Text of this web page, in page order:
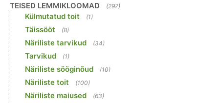
TEISED LEMMIKLOOMAD (297)
Külmutatud toit (1)
Täissööt (8)
Näriliste tarvikud (34)
Tarvikud (1)
Näriliste sööginõud (10)
Näriliste toit (100)
Näriliste maiused (63)